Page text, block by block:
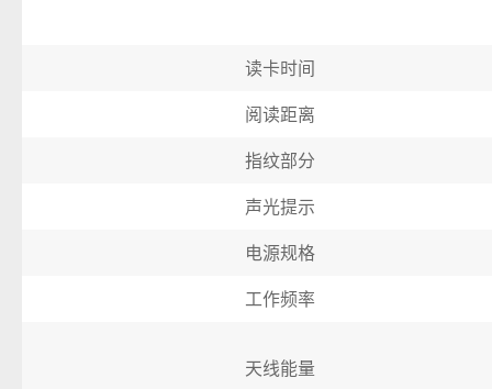
读卡时间
阅读距离
指纹部分
声光提示
电源规格
工作频率
天线能量